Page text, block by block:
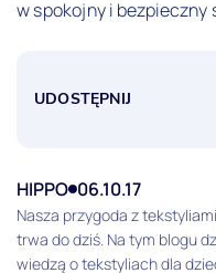
w spokojny i bezpieczny
UDOSTĘPNIJ
HIPPO 06.10.17
Nasza przygoda z
trwa do dziś. Na tym blogu
wiedzą o tekstyliach dla